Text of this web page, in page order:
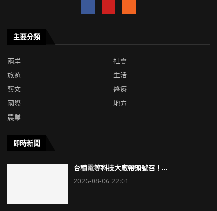
主要分類
兩岸
社會
旅遊
生活
藝文
醫療
國際
地方
農業
即時新聞
台積電等科技大廠帶頭號召！...
2026-08-06 22:01